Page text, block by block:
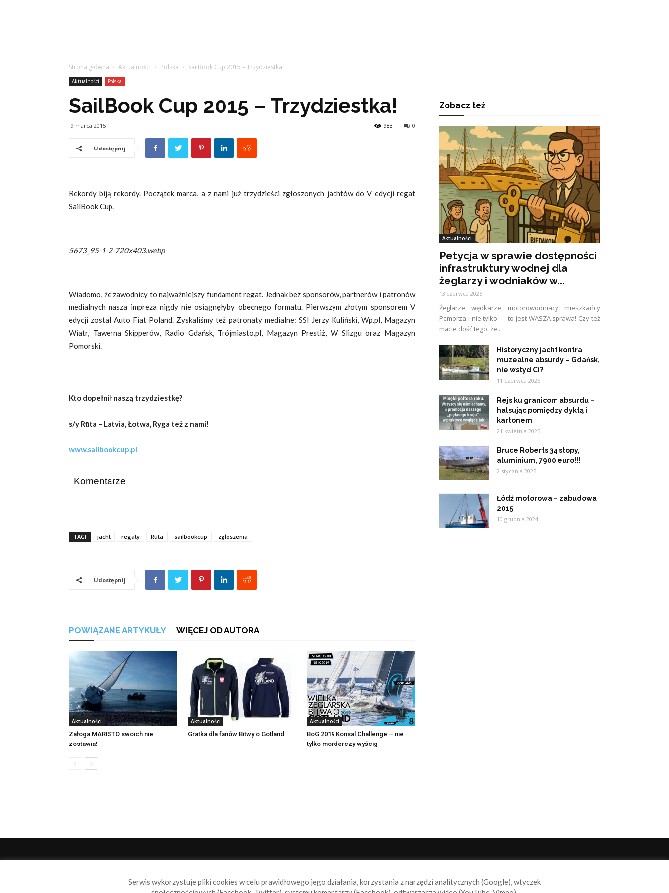
Strona główna Aktualności Polska SailBook Cup 2015 – Trzydziestka!
Aktualności Polska
SailBook Cup 2015 – Trzydziestka!
9 marca 2015 0
983
Udostępnij
Rekordy biją rekordy. Początek marca, a z nami już trzydzieści zgłoszonych jachtów do V edycji regat
SailBook Cup.
5673_95-1-2-720x403.webp
Wiadomo, że zawodnicy to najważniejszy fundament regat. Jednak bez sponsorów, partnerów i patronów
medialnych nasza impreza nigdy nie osiągnęłyby obecnego formatu. Pierwszym złotym sponsorem V
edycji został Auto Fiat Poland. Zyskaliśmy też patronaty medialne: SSI Jerzy Kuliński, Wp.pl, Magazyn
Wiatr, Tawerna Skipperów, Radio Gdańsk, Trójmiasto.pl, Magazyn Prestiż, W Slizgu oraz Magazyn
Pomorski.
Kto dopełnił naszą trzydziestkę?
s/y Rūta – Latvia, Łotwa, Ryga też z nami!
www.sailbookcup.pl
Komentarze
TAGI jacht regaty Rūta sailbookcup zgłoszenia
Udostępnij
POWIĄZANE ARTYKUŁY WIĘCEJ OD AUTORA
Aktualności
Załoga MARISTO swoich nie
zostawia!
Aktualności
Gratka dla fanów Bitwy o Gotland
Aktualności
BoG 2019 Konsal Challenge – nie
tylko morderczy wyścig
Zobacz też
Aktualności
Petycja w sprawie dostępności
infrastruktury wodnej dla
żeglarzy i wodniaków w...
13 czerwca 2025
Żeglarze, wędkarze, motorowodniacy, mieszkańcy
Pomorza i nie tylko — to jest WASZA sprawa! Czy też
macie dość tego, że...
Historyczny jacht kontra
muzealne absurdy – Gdańsk,
nie wstyd Ci?
11 czerwca 2025
Rejs ku granicom absurdu –
halsując pomiędzy dyktą i
kartonem
21 kwietnia 2025
Bruce Roberts 34 stopy,
aluminium, 7900 euro!!!
2 stycznia 2025
Łódź motorowa – zabudowa
2015
10 grudnia 2024
Serwis wykorzystuje pliki cookies w celu prawidłowego jego działania, korzystania z narzędzi analitycznych (Google), wtyczek